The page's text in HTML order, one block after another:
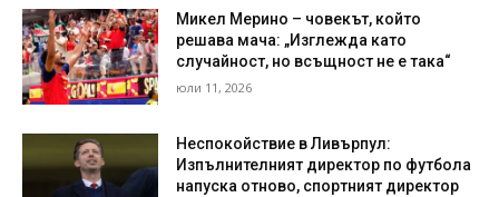
Микел Мерино – човекът, който
решава мача: „Изглежда като
случайност, но всъщност не е така“
юли 11, 2026
Неспокойствие в Ливърпул:
Изпълнителният директор по футбола
напуска отново, спортният директор